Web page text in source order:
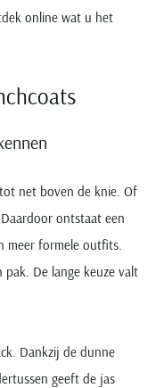
online wat u het
net boven de knie. Of
ontstaat een
meer formele outfits.
De lange keuze valt
Dankzij de dunne
geeft de jas